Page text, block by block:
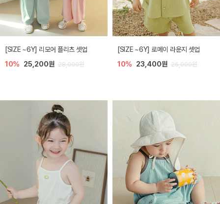
[SIZE ~6Y] 리모어 플리츠 셋업
10% 25,200원 28,000원
[SIZE ~6Y] 로메이 라운지 셋업
10% 23,400원 26,000원